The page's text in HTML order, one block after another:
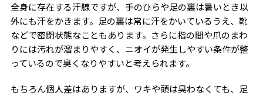
全身に存在する汗腺ですが、手のひらや足の裏は暑いとき以
外にも汗をかきます。足の裏は常に汗をかいているうえ、靴
などで密閉状態なこともあります。さらに指の間や爪のまわ
りには汚れが溜まりやすく、ニオイが発生しやすい条件が整
っているので臭くなりやすいと考えられます。
もちろん個人差はありますが、ワキや頭は臭わなくても、足